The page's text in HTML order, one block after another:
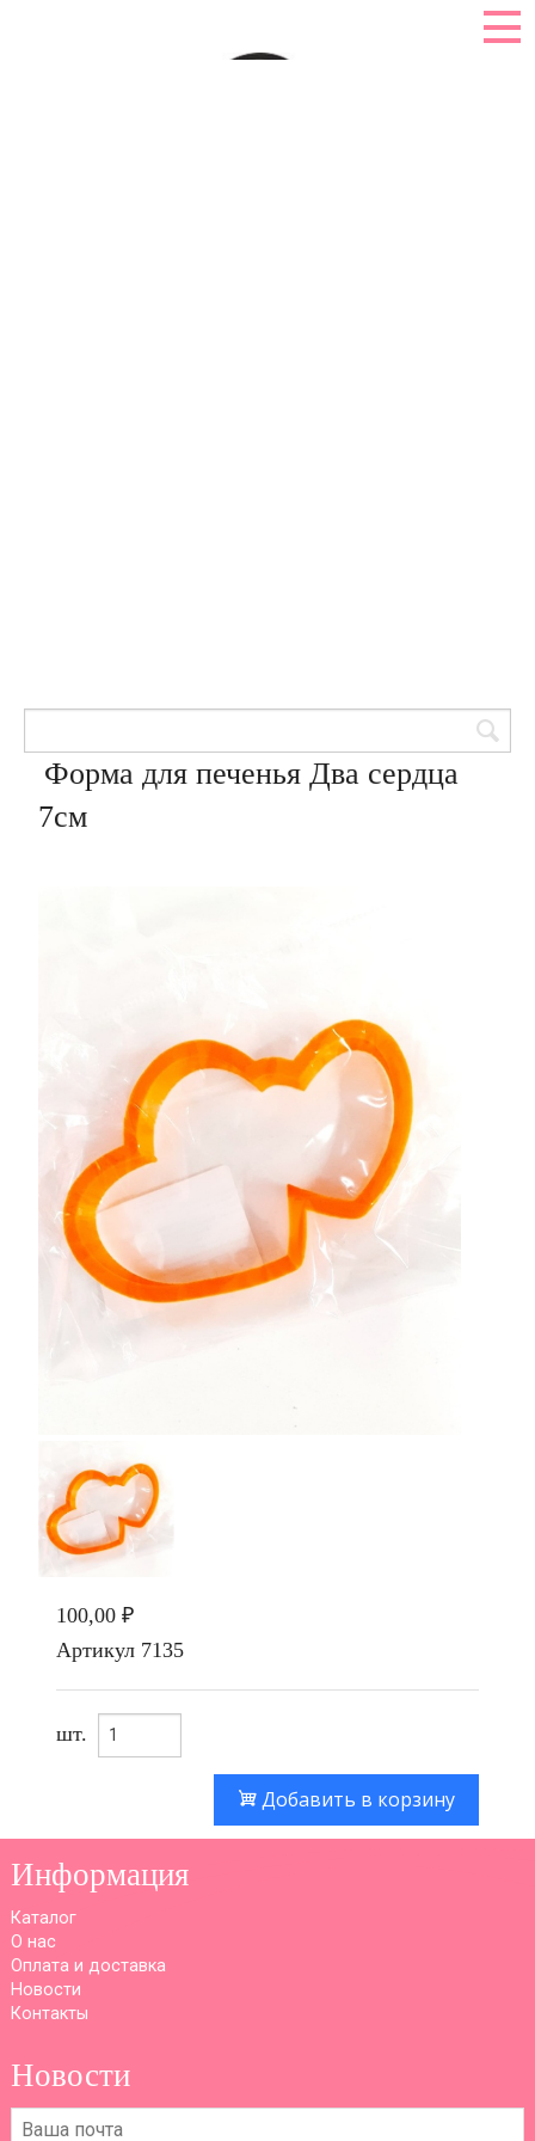
Форма для печенья Два сердца
7см
100,00 ₽
Артикул 7135
шт.
Добавить в корзину
Информация
Каталог
О нас
Оплата и доставка
Новости
Контакты
Новости